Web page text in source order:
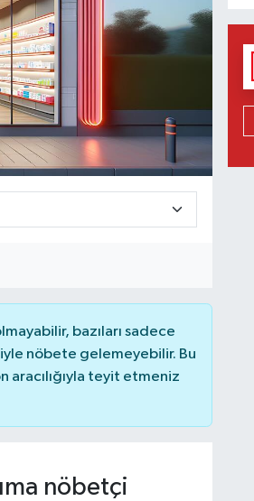
bazıları sadece
nöbete gelemeyebilir. Bu
aracılığıyla teyit etmeniz
nöbetçi